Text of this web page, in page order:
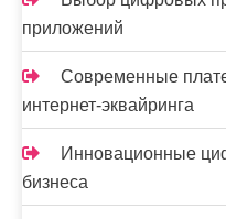
приложений
Современные
интернет-эквайринга
Инновационные
бизнеса